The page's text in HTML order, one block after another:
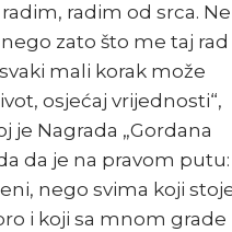
radim od srca. Ne
zato što me taj rad
mali korak može
osjećaj vrijednosti“,
je Nagrada „Gordana
da je na pravom putu:
nego svima koji
i koji sa mnom grade